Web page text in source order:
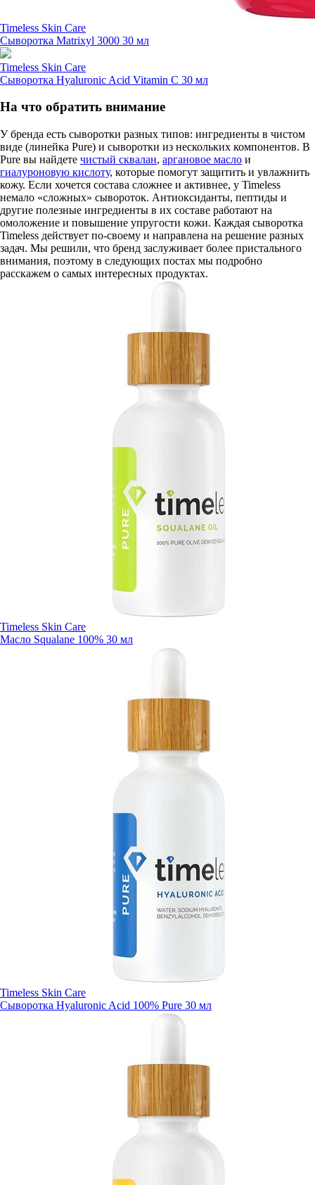
Timeless Skin Care
Сыворотка Matrixyl 3000 30 мл
Timeless Skin Care
Сыворотка Hyaluronic Acid Vitamin C 30 мл
На что обратить внимание
У бренда есть сыворотки разных типов: ингредиенты в чистом
виде (линейка Pure) и сыворотки из нескольких компонентов. В
Pure вы найдете чистый сквалан, аргановое масло и
гиалуроновую кислоту, которые помогут защитить и увлажнить
кожу. Если хочется состава сложнее и активнее, у Timeless
немало «сложных» сывороток. Антиоксиданты, пептиды и
другие полезные ингредиенты в их составе работают на
омоложение и повышение упругости кожи. Каждая сыворотка
Timeless действует по-своему и направлена на решение разных
задач. Мы решили, что бренд заслуживает более пристального
внимания, поэтому в следующих постах мы подробно
расскажем о самых интересных продуктах.
Timeless Skin Care
Масло Squalane 100% 30 мл
Timeless Skin Care
Сыворотка Hyaluronic Acid 100% Pure 30 мл